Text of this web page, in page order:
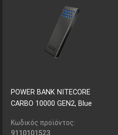
POWER BANK NITECORE
CARBO 10000 GEN2, Blue
Κωδικός προϊόντος:
9110101523